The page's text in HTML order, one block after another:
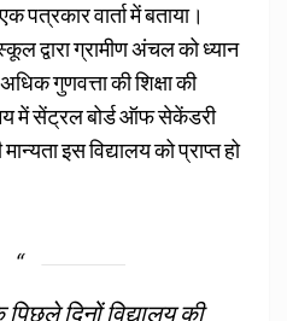
वार्ता में बताया।
द्वारा ग्रामीण अंचल को ध्यान
गुणवत्ता की शिक्षा की
में सेंट्रल बोर्ड ऑफ सेकेंडरी
इस विद्यालय को प्राप्त हो
दिनों विद्यालय की